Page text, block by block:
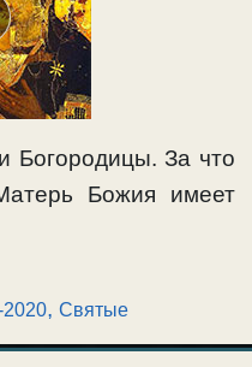
Богородицы. За что
Божия имеет
2020,Святые